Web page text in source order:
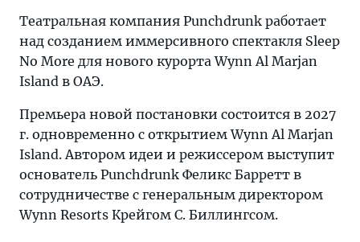
Театральная компания Punchdrunk работает
над созданием иммерсивного спектакля Sleep
No More для нового курорта Wynn Al Marjan
Island в ОАЭ.
Премьера новой постановки состоится в 2027
г. одновременно с открытием Wynn Al Marjan
Island. Автором идеи и режиссером выступит
основатель Punchdrunk Феликс Барретт в
сотрудничестве с генеральным директором
Wynn Resorts Крейгом C. Биллингсом.